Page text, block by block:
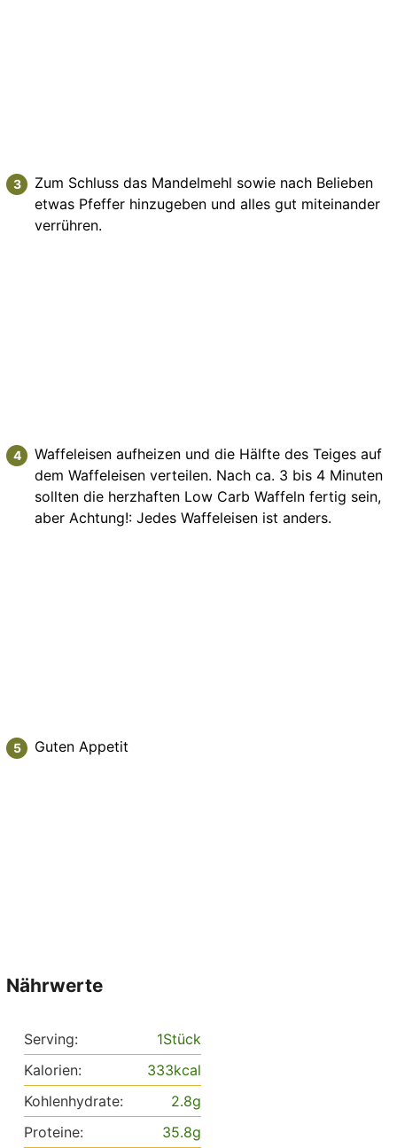
Zum Schluss das Mandelmehl sowie nach Belieben
etwas Pfeffer hinzugeben und alles gut miteinander
verrühren.
Waffeleisen aufheizen und die Hälfte des Teiges auf
dem Waffeleisen verteilen. Nach ca. 3 bis 4 Minuten
sollten die herzhaften Low Carb Waffeln fertig sein,
aber Achtung!: Jedes Waffeleisen ist anders.
Guten Appetit
Nährwerte
Serving: 1Stück
Kalorien:
333kcal
Kohlenhydrate:
2.8g
Proteine:
35.8g